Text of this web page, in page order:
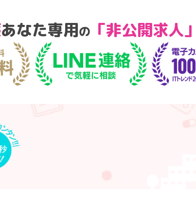
あなた専用の 「非公開求人